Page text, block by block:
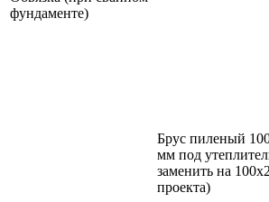
фундаменте)
Брус пиленый
мм под
заменить на
проекта)